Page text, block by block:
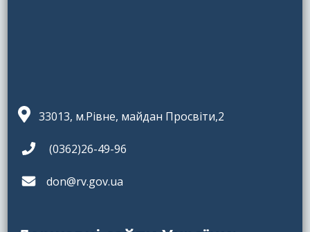
33013, м.Рівне, майдан Просвіти,2
(0362)26-49-96
don@rv.gov.ua